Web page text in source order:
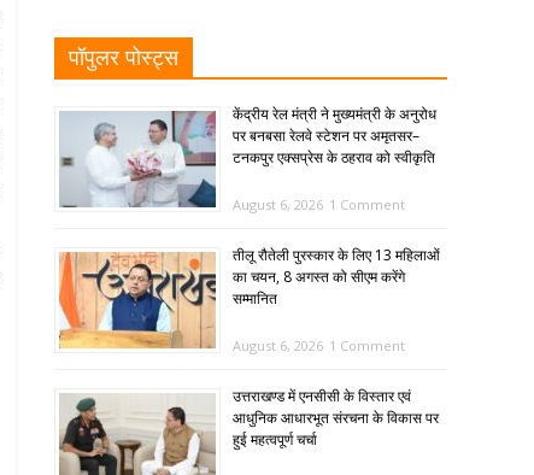
पॉपुलर पोस्ट्स
केंद्रीय रेल मंत्री ने मुख्यमंत्री के अनुरोध
पर बनबसा रेलवे स्टेशन पर अमृतसर–
टनकपुर एक्सप्रेस के ठहराव को स्वीकृति
August 6, 2026 1 Comment
तीलू रौतेली पुरस्कार के लिए 13 महिलाओं
का चयन, 8 अगस्त को सीएम करेंगे
सम्मानित
August 6, 2026 1 Comment
उत्तराखण्ड में एनसीसी के विस्तार एवं
आधुनिक आधारभूत संरचना के विकास पर
हुई महत्वपूर्ण चर्चा